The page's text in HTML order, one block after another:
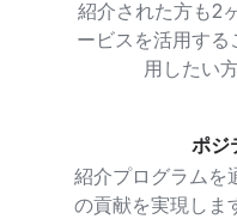
紹介された方も2
ービスを活用す
用したい
ポジ
紹介プログラムを
の貢献を実現しま